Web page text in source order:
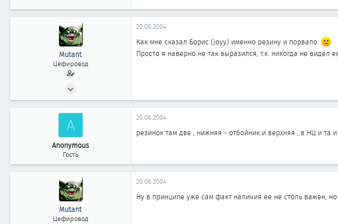
новосибирск
Mutant
Цефировод
819
г.Сургут Тюменской обл.
20.08.2004
Как мне сказал Борис (joyy) именно резину и порвало.
Просто я наверно не так выразился, т.к. никогда не видел
A
Anonymous
Гость
20.08.2004
резинок там две , нижняя - отбойник и верхняя , в НЦ и та и
Mutant
Цефировод
20.08.2004
Ну в принципе уже сам факт наличия ее не столь важен,